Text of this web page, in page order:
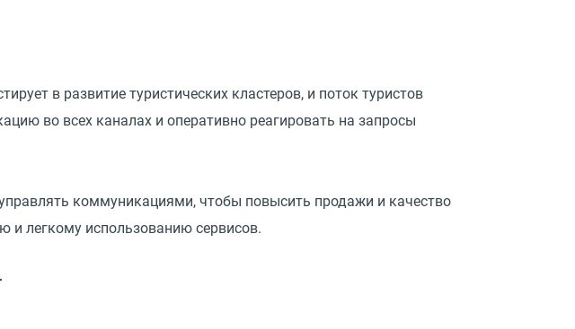
в развитие туристических кластеров, и поток туристов
во всех каналах и оперативно реагировать на запросы
коммуникациями, чтобы повысить продажи и качество
и легкому использованию сервисов.